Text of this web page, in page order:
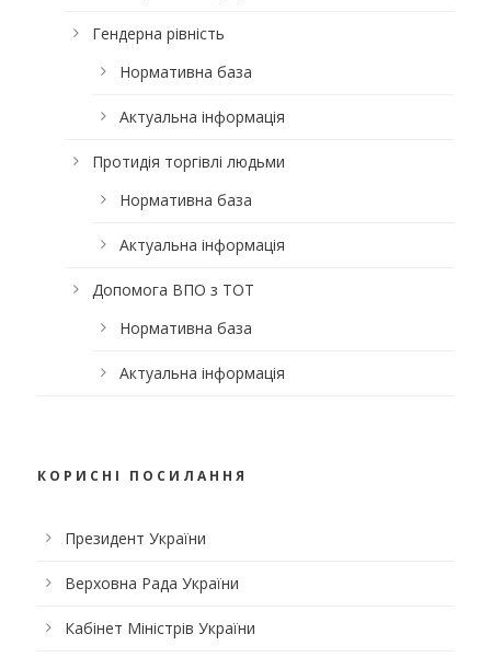
Гендерна рівність
Нормативна база
Актуальна інформація
Протидія торгівлі людьми
Нормативна база
Актуальна інформація
Допомога ВПО з ТОТ
Нормативна база
Актуальна інформація
КОРИСНІ ПОСИЛАННЯ
Президент України
Верховна Рада України
Кабінет Міністрів України